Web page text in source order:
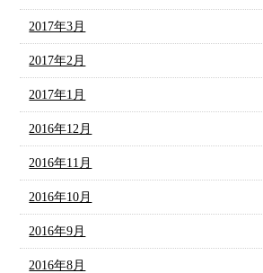
2017年3月
2017年2月
2017年1月
2016年12月
2016年11月
2016年10月
2016年9月
2016年8月